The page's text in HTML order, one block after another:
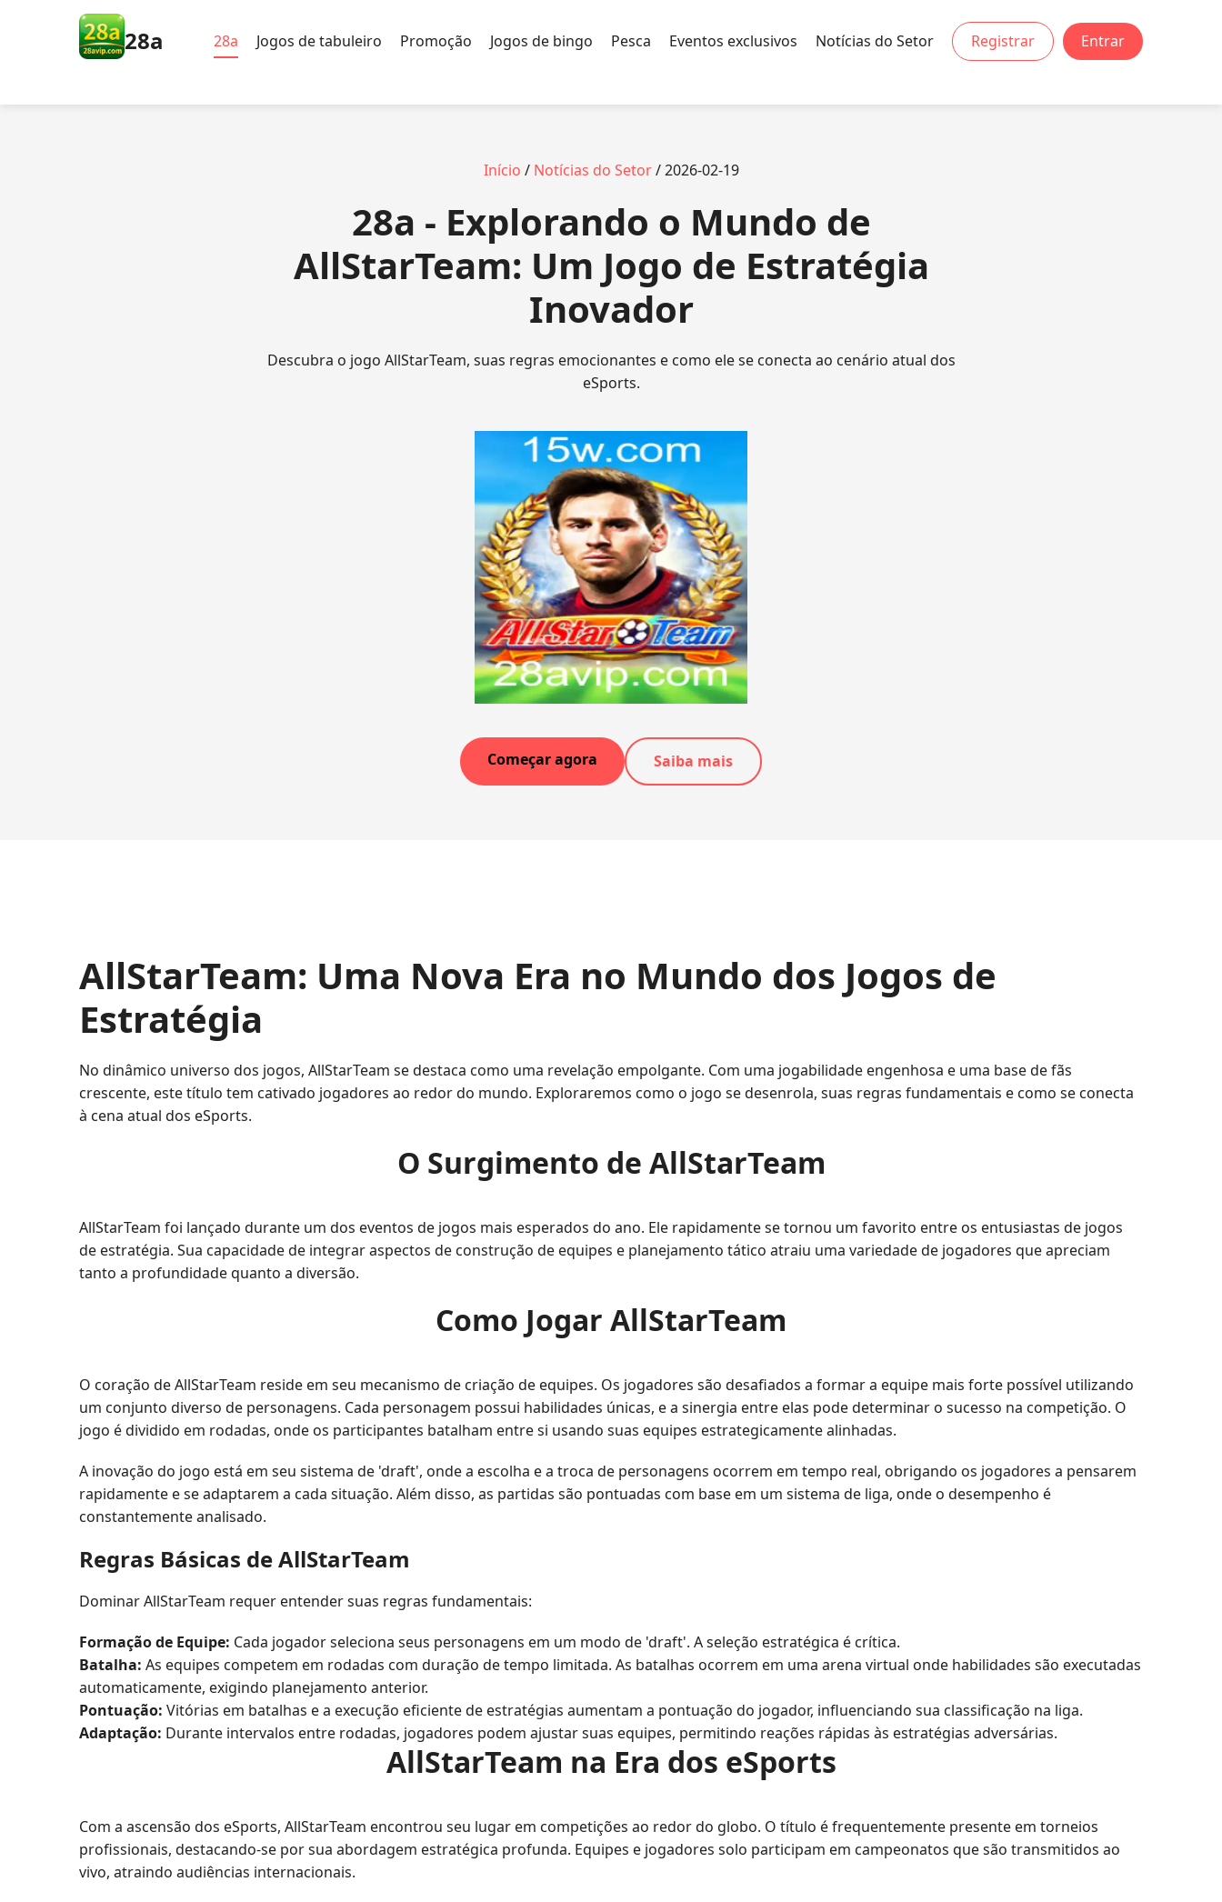
28a 28a Jogos de tabuleiro Promoção Jogos de bingo Pesca Eventos exclusivos Notícias do Setor Registrar Entrar
Início / Notícias do Setor/ 2026-02-19
28a - Explorando o Mundo de
AllStarTeam: Um Jogo de Estratégia
Inovador
Descubra o jogo AllStarTeam, suas regras emocionantes e como ele se conecta ao cenário atual dos
eSports.
Começar agora Saiba mais
AllStarTeam: Uma Nova Era no Mundo dos Jogos de
Estratégia
No dinâmico universo dos jogos, AllStarTeam se destaca como uma revelação empolgante. Com uma jogabilidade engenhosa e uma base de fãs
crescente, este título tem cativado jogadores ao redor do mundo. Exploraremos como o jogo se desenrola, suas regras fundamentais e como se conecta
à cena atual dos eSports.
O Surgimento de AllStarTeam
AllStarTeam foi lançado durante um dos eventos de jogos mais esperados do ano. Ele rapidamente se tornou um favorito entre os entusiastas de jogos
de estratégia. Sua capacidade de integrar aspectos de construção de equipes e planejamento tático atraiu uma variedade de jogadores que apreciam
tanto a profundidade quanto a diversão.
Como Jogar AllStarTeam
O coração de AllStarTeam reside em seu mecanismo de criação de equipes. Os jogadores são desafiados a formar a equipe mais forte possível utilizando
um conjunto diverso de personagens. Cada personagem possui habilidades únicas, e a sinergia entre elas pode determinar o sucesso na competição. O
jogo é dividido em rodadas, onde os participantes batalham entre si usando suas equipes estrategicamente alinhadas.
A inovação do jogo está em seu sistema de 'draft', onde a escolha e a troca de personagens ocorrem em tempo real, obrigando os jogadores a pensarem
rapidamente e se adaptarem a cada situação. Além disso, as partidas são pontuadas com base em um sistema de liga, onde o desempenho é
constantemente analisado.
Regras Básicas de AllStarTeam
Dominar AllStarTeam requer entender suas regras fundamentais:
Formação de Equipe: Cada jogador seleciona seus personagens em um modo de 'draft'. A seleção estratégica é crítica.
Batalha: As equipes competem em rodadas com duração de tempo limitada. As batalhas ocorrem em uma arena virtual onde habilidades são executadas
automaticamente, exigindo planejamento anterior.
Pontuação: Vitórias em batalhas e a execução eficiente de estratégias aumentam a pontuação do jogador, influenciando sua classificação na liga.
Adaptação: Durante intervalos entre rodadas, jogadores podem ajustar suas equipes, permitindo reações rápidas às estratégias adversárias.
AllStarTeam na Era dos eSports
Com a ascensão dos eSports, AllStarTeam encontrou seu lugar em competições ao redor do globo. O título é frequentemente presente em torneios
profissionais, destacando-se por sua abordagem estratégica profunda. Equipes e jogadores solo participam em campeonatos que são transmitidos ao
vivo, atraindo audiências internacionais.